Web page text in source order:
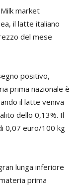
market
il latte italiano
del mese
positivo,
prima nazionale è
il latte veniva
dello 0,13%. Il
0,07 euro/100 kg
lunga inferiore
prima